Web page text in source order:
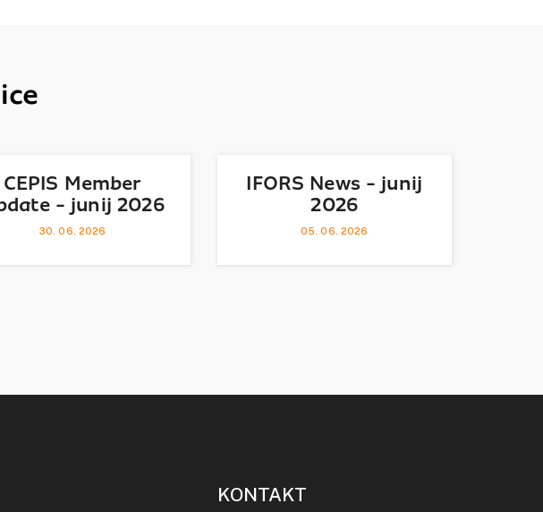
CEPIS Member
- junij 2026
30. 06. 2026
IFORS News - junij
2026
05. 06. 2026
KONTAKT